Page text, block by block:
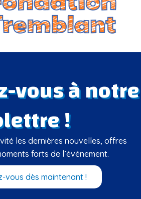
vous à notre
!
les dernières nouvelles, offres
forts de l’événement.
vous dès maintenant !